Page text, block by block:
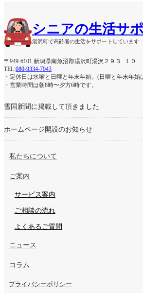
シニアの生活サ
湯沢町で高齢者の生活をサポートしています
〒949-6101 新潟県南魚沼郡湯沢町湯沢２９３−１０
TEL:080-9334-7943
・定休日は水曜と日曜と年末年始。(日曜と年末年始
・営業時間は朝8時〜夕方6時です。
雪国新聞に掲載して頂きました
ホームページ開設のお知らせ
私たちについて
ご案内
サービス案内
ご相談の流れ
よくあるご質問
ニュース
コラム
プライバシーポリシー